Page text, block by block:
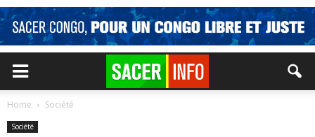
Home Société
Société